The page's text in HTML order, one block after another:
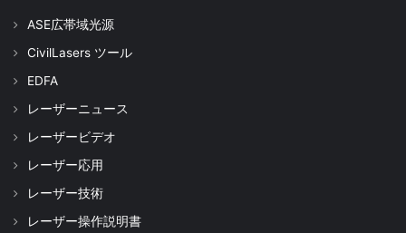
ASE広帯域光源
CivilLasers ツール
EDFA
レーザーニュース
レーザービデオ
レーザー応用
レーザー技術
レーザー操作説明書